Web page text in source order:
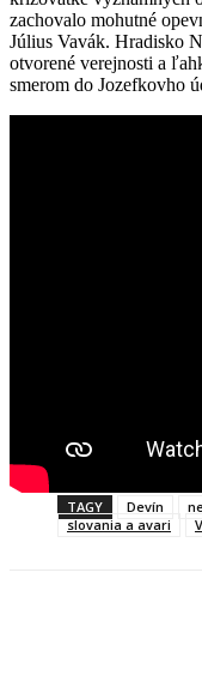
zachovalo mohutné
Július Vavák. Hradisko
otvorené verejnosti a
smerom do Jozefkovho
TAGY Devín
slovania a avari